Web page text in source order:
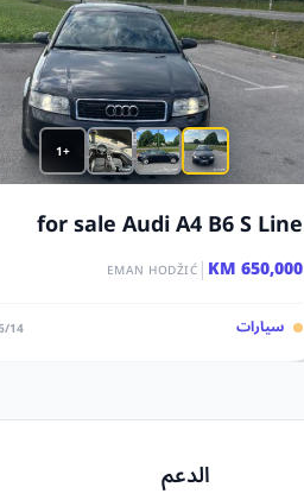
+1
for sale Audi A4 B6 S Line
650,000 KM
|
EMAN HODŽIĆ
سيارات 14‏/6‏/2026
الدعم